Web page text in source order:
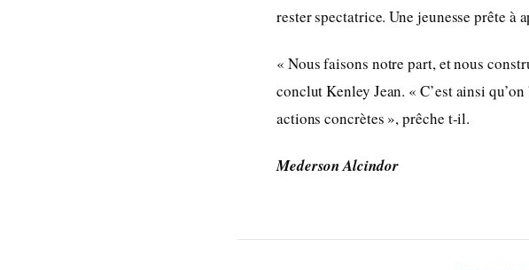
rester spectatrice. Une jeunesse prête à
« Nous faisons notre part, et nous
conclut Kenley Jean. « C’est ainsi
actions concrètes », prêche t-il.
Mederson Alcindor